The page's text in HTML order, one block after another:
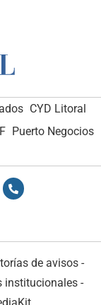
CYD Litoral
Puerto Negocios
de avisos -
institucionales -